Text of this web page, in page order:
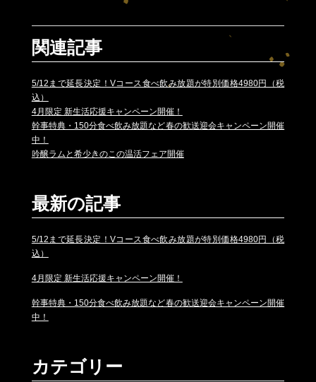
関連記事
5/12まで延長決定！Vコース食べ飲み放題が特別価格4980円（税
込）
4月限定 新生活応援キャンペーン開催！
幹事特典・150分食べ飲み放題など春の歓送迎会キャンペーン開催
中！
吟醸ラムと希少きのこの温活フェア開催
最新の記事
5/12まで延長決定！Vコース食べ飲み放題が特別価格4980円（税
込）
4月限定 新生活応援キャンペーン開催！
幹事特典・150分食べ飲み放題など春の歓送迎会キャンペーン開催
中！
カテゴリー